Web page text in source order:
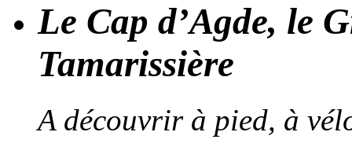
Le Cap d’Agde, le
Tamarissière
A découvrir à pied, à